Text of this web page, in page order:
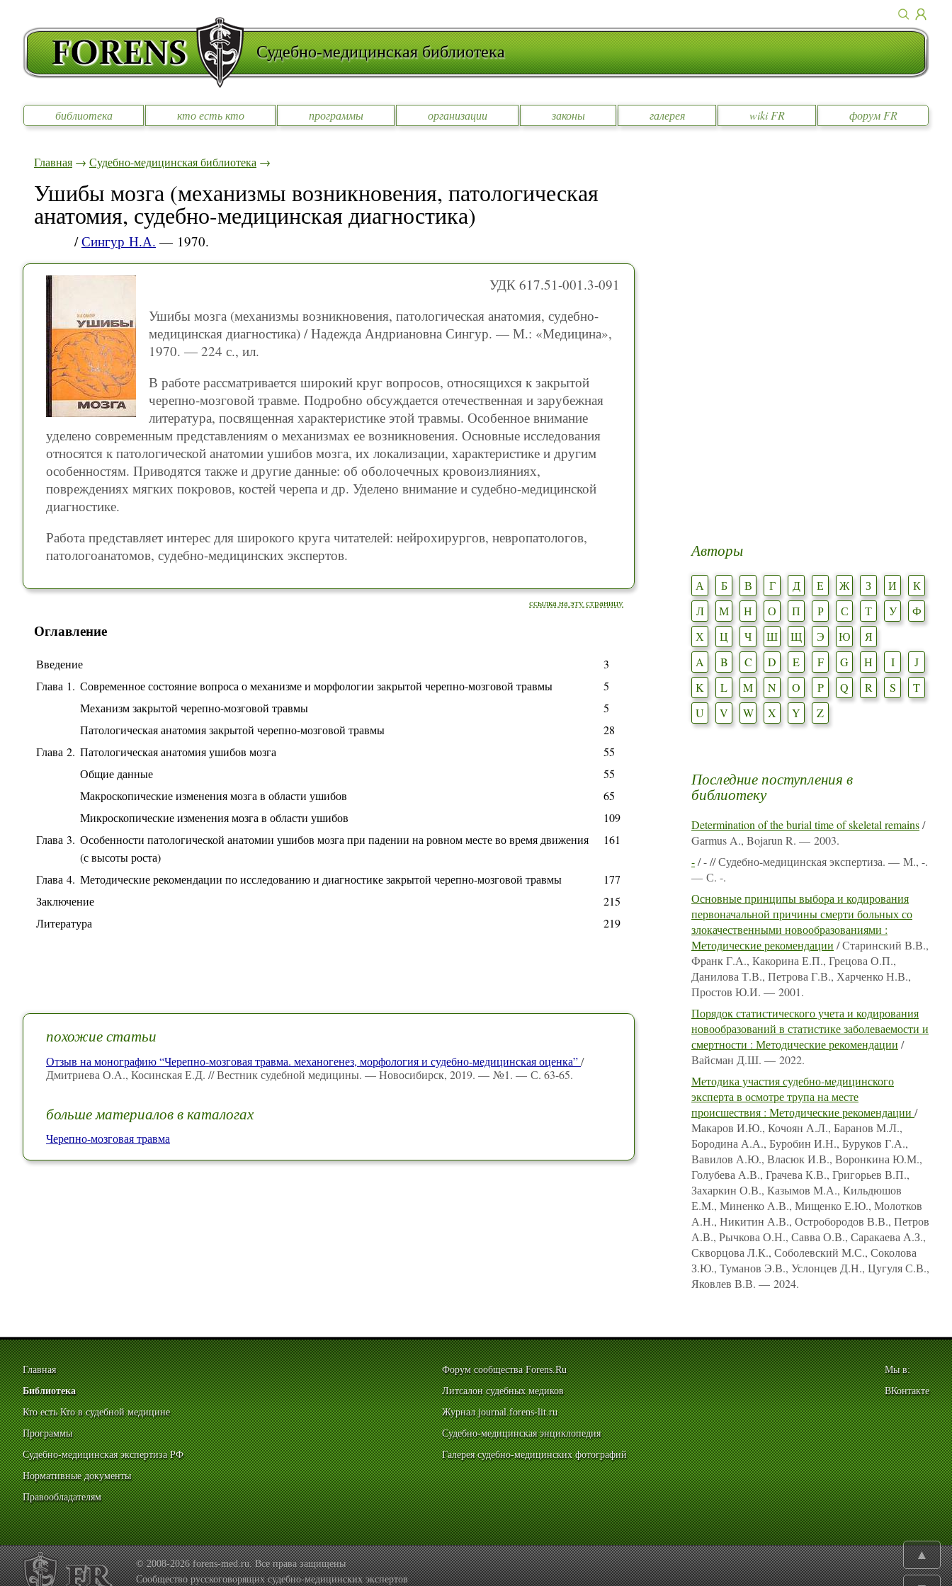
Судебно-медицинская библиотека
библиотека кто есть кто программы организации законы галерея wiki FR форум FR
Главная → Судебно-медицинская библиотека →
Ушибы мозга (механизмы возникновения, патологическая
анатомия, судебно-медицинская диагностика)
/Сингур Н.А. — 1970.
УДК 617.51-001.3-091
Ушибы мозга (механизмы возникновения, патологическая анатомия, судебно-
медицинская диагностика) / Надежда Андриановна Сингур. — М.: «Медицина»,
1970. — 224 с., ил.
В работе рассматривается широкий круг вопросов, относящихся к закрытой
черепно-мозговой травме. Подробно обсуждается отечественная и зарубежная
литература, посвященная характеристике этой травмы. Особенное внимание
уделено современным представлениям о механизмах ее возникновения. Основные исследования
относятся к патологической анатомии ушибов мозга, их локализации, характеристике и другим
особенностям. Приводятся также и другие данные: об оболочечных кровоизлияниях,
повреждениях мягких покровов, костей черепа и др. Уделено внимание и судебно-медицинской
диагностике.
Работа представляет интерес для широкого круга читателей: нейрохирургов, невропатологов,
патологоанатомов, судебно-медицинских экспертов.
ссылка на эту страницу
Оглавление
Введение
3
Глава 1. Современное состояние вопроса о механизме и морфологии закрытой черепно-мозговой травмы
5
Механизм закрытой черепно-мозговой травмы
5
Патологическая анатомия закрытой черепно-мозговой травмы
28
Глава 2. Патологическая анатомия ушибов мозга
55
Общие данные
55
Макроскопические изменения мозга в области ушибов
65
Микроскопические изменения мозга в области ушибов
109
Глава 3. Особенности патологической анатомии ушибов мозга при падении на ровном месте во время движения
(с высоты роста)
161
Глава 4. Методические рекомендации по исследованию и диагностике закрытой черепно-мозговой травмы
177
Заключение
215
Литература
219
похожие статьи
Отзыв на монографию “Черепно-мозговая травма. механогенез, морфология и судебно-медицинская оценка”/
Дмитриева О.А., Косинская Е.Д. // Вестник судебной медицины. — Новосибирск, 2019. — №1. — С. 63-65.
больше материалов в каталогах
Черепно-мозговая травма
Авторы
А Б В Г Д Е Ж З И
К
Л
М Н О П Р С Т У
Ф
Х
Ц Ч Ш Щ Э Ю
Я
A
B C D E F G H I
J
K
L M N O P Q R S
T
U
V W X Y Z
Последние поступления в
библиотеку
Determination of the burial time of skeletal remains/
Garmus A., Bojarun R. — 2003.
-/ - // Судебно-медицинская экспертиза. — М., -.
— С. -.
Основные принципы выбора и кодирования
первоначальной причины смерти больных со
злокачественными новообразованиями :
Методические рекомендации / Старинский В.В.,
Франк Г.А., Какорина Е.П., Грецова О.П.,
Данилова Т.В., Петрова Г.В., Харченко Н.В.,
Простов Ю.И. — 2001.
Порядок статистического учета и кодирования
новообразований в статистике заболеваемости и
смертности : Методические рекомендации /
Вайсман Д.Ш. — 2022.
Методика участия судебно-медицинского
эксперта в осмотре трупа на месте
происшествия : Методические рекомендации /
Макаров И.Ю., Кочоян А.Л., Баранов М.Л.,
Бородина А.А., Буробин И.Н., Буруков Г.А.,
Вавилов А.Ю., Власюк И.В., Воронкина Ю.М.,
Голубева А.В., Грачева К.В., Григорьев В.П.,
Захаркин О.В., Казымов М.А., Кильдюшов
Е.М., Миненко А.В., Мищенко Е.Ю., Молотков
А.Н., Никитин А.В., Остробородов В.В., Петров
А.В., Рычкова О.Н., Савва О.В., Саракаева А.З.,
Скворцова Л.К., Соболевский М.С., Соколова
З.Ю., Туманов Э.В., Услонцев Д.Н., Цугуля С.В.,
Яковлев В.В. — 2024.
Главная
Библиотека
Кто есть Кто в судебной медицине
Программы
Судебно-медицинская экспертиза РФ
Нормативные документы
Правообладателям
Форум сообщества Forens.Ru
Литсалон судебных медиков
Журнал journal.forens-lit.ru
Судебно-медицинская энциклопедия
Галерея судебно-медицинских фотографий
Мы в:
ВКонтакте
© 2008-2026 forens-med.ru. Все права защищены
Сообщество русскоговорящих судебно-медицинских экспертов
▲